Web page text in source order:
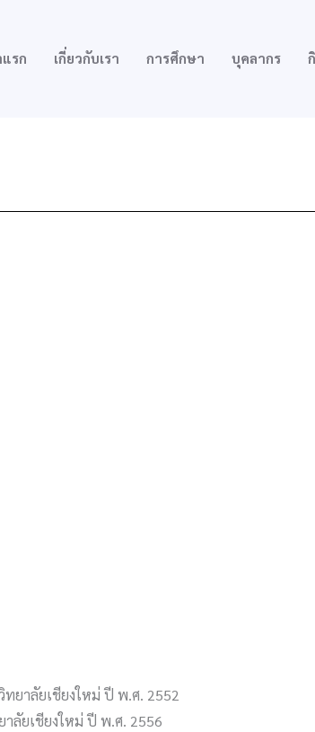
รก เกี่ยวกับเรา การศึกษา บุคลากร
าลัยเชียงใหม่ ปี พ.ศ. 2552
ลัยเชียงใหม่ ปี พ.ศ. 2556